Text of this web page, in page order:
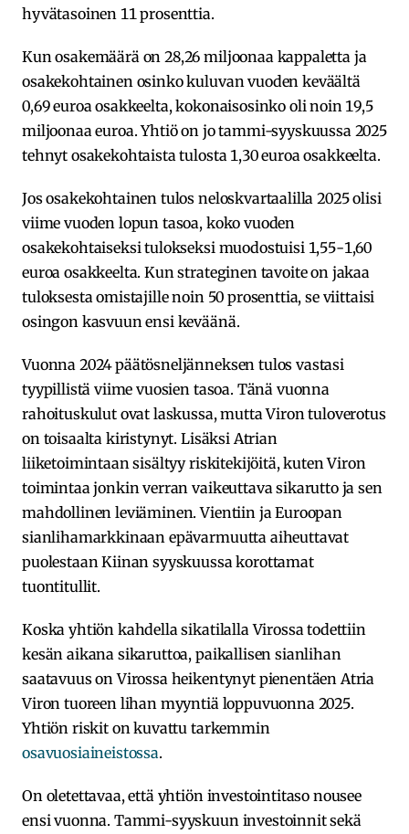
hyvätasoinen 11 prosenttia.
Kun osakemäärä on 28,26 miljoonaa kappaletta ja
osakekohtainen osinko kuluvan vuoden keväältä
0,69 euroa osakkeelta, kokonaisosinko oli noin 19,5
miljoonaa euroa. Yhtiö on jo tammi-syyskuussa 2025
tehnyt osakekohtaista tulosta 1,30 euroa osakkeelta.
Jos osakekohtainen tulos neloskvartaalilla 2025 olisi
viime vuoden lopun tasoa, koko vuoden
osakekohtaiseksi tulokseksi muodostuisi 1,55-1,60
euroa osakkeelta. Kun strateginen tavoite on jakaa
tuloksesta omistajille noin 50 prosenttia, se viittaisi
osingon kasvuun ensi keväänä.
Vuonna 2024 päätösneljänneksen tulos vastasi
tyypillistä viime vuosien tasoa. Tänä vuonna
rahoituskulut ovat laskussa, mutta Viron tuloverotus
on toisaalta kiristynyt. Lisäksi Atrian
liiketoimintaan sisältyy riskitekijöitä, kuten Viron
toimintaa jonkin verran vaikeuttava sikarutto ja sen
mahdollinen leviäminen. Vientiin ja Euroopan
sianlihamarkkinaan epävarmuutta aiheuttavat
puolestaan Kiinan syyskuussa korottamat
tuontitullit.
Koska yhtiön kahdella sikatilalla Virossa todettiin
kesän aikana sikaruttoa, paikallisen sianlihan
saatavuus on Virossa heikentynyt pienentäen Atria
Viron tuoreen lihan myyntiä loppuvuonna 2025.
Yhtiön riskit on kuvattu tarkemmin
osavuosiaineistossa.
On oletettavaa, että yhtiön investointitaso nousee
ensi vuonna. Tammi-syyskuun investoinnit sekä